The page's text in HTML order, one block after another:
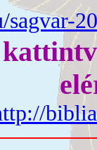
sagvar-